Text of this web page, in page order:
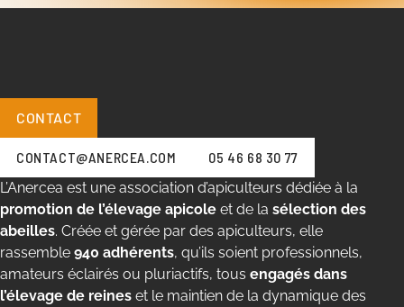
CONTACT
CONTACT@ANERCEA.COM
05 46 68 30 77
L’Anercea est une association d’apiculteurs dédiée à la
promotion de l’élevage apicole et de la sélection des
abeilles. Créée et gérée par des apiculteurs, elle
rassemble 940 adhérents, qu’ils soient professionnels,
amateurs éclairés ou pluriactifs, tous engagés dans
l’élevage de reines et le maintien de la dynamique des